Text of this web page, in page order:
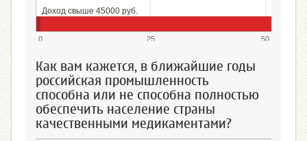
Доход свыше 45000 руб.
0 25 50
Как вам кажется, в ближайшие годы
российская промышленность
способна или не способна полностью
обеспечить население страны
качественными медикаментами?